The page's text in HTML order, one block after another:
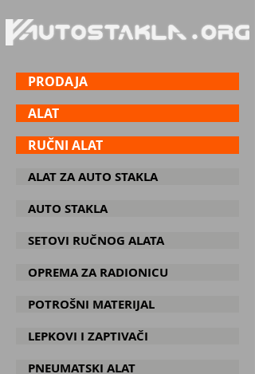
PRODAJA
ALAT
RUČNI ALAT
ALAT ZA AUTO STAKLA
AUTO STAKLA
SETOVI RUČNOG ALATA
OPREMA ZA RADIONICU
POTROŠNI MATERIJAL
LEPKOVI I ZAPTIVAČI
PNEUMATSKI ALAT